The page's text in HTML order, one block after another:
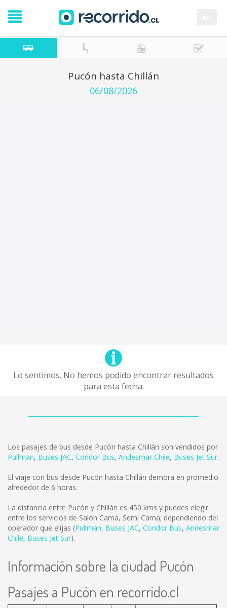
Pucón hasta Chillán
06/08/2026
Lo sentimos. No hemos podido encontrar resultados
para esta fecha.
Los pasajes de bus desde Pucón hasta Chillán son vendidos por
Pullman, Buses JAC, Condor Bus, Andesmar Chile, Buses Jet Sur.
El viaje con bus desde Pucón hasta Chillán demora en promedio
alrededor de 6 horas.
La distancia entre Pucón y Chillán es 450 kms y puedes elegir
entre los servicios de Salón Cama, Semi Cama; dependiendo del
operador que elijas (Pullman, Buses JAC, Condor Bus, Andesmar
Chile, Buses Jet Sur).
Información sobre la ciudad Pucón
Pasajes a Pucón en recorrido.cl